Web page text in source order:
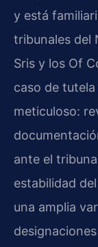
y está
tribunales del
Sris y los Of
caso de
meticuloso:
ante el
estabilidad
una amplia